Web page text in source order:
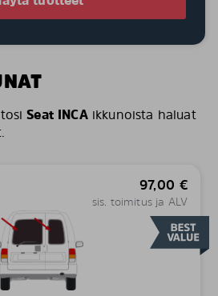
Seat INCAikkunoista haluat
97,00 €
sis. toimitus ja ALV